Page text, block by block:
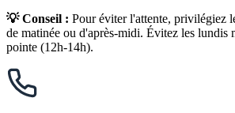
💡 Conseil : Pour éviter l'attente, privilégiez
de matinée ou d'après-midi. Évitez les lundis
pointe (12h-14h).